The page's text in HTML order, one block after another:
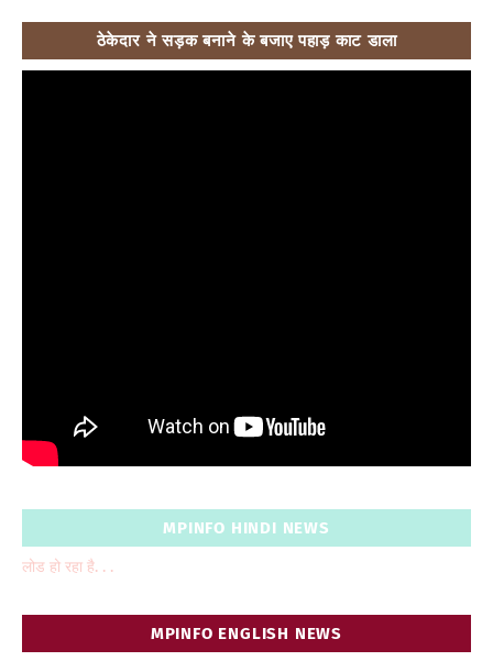
ठेकेदार ने सड़क बनाने के बजाए पहाड़ काट डाला
MPINFO HINDI NEWS
लोड हो रहा है. . .
MPINFO ENGLISH NEWS